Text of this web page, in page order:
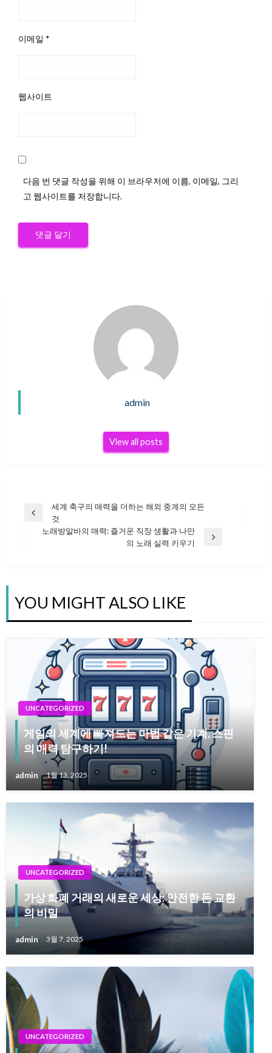
이메일 *
웹사이트
다음 번 댓글 작성을 위해 이 브라우저에 이름, 이메일, 그리
고 웹사이트를 저장합니다.
admin
View all posts
글
Previous
세계 축구의 매력을 더하는 해외 중계의 모든
것
노래방알바의 매력: 즐거운 직장 생활과 나만
의 노래 실력 키우기
YOU MIGHT ALSO LIKE
UNCATEGORIZED
게임의 세계에 빠져드는 마법 같은 기계, 스핀
의 매력 탐구하기!
admin 1월 13, 2025
UNCATEGORIZED
가상 화폐 거래의 새로운 세상: 안전한 돈 교환
의 비밀
admin 3월 7, 2025
UNCATEGORIZED